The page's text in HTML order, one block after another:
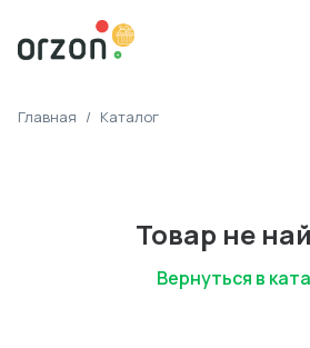
Главная / Каталог
Товар не
Вернуться в